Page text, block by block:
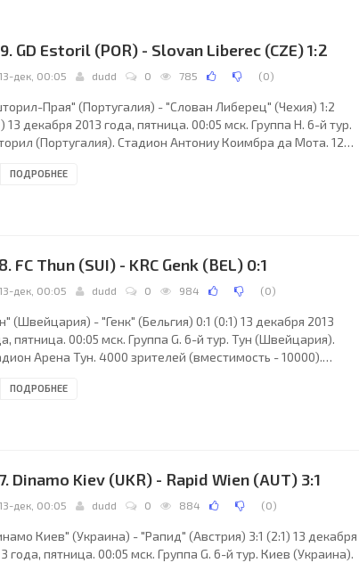
GD Estoril (POR) - Slovan Liberec (CZE) 1:2
13-дек, 00:05 dudd 0 785 (0)
Прая" (Португалия) - "Слован Либерец" (Чехия) 1:2
13 декабря 2013 года, пятница. 00:05 мск. Группа H. 6-й тур.
(Португалия). Стадион Антониу Коимбра да Мота. 1247
Чем Сатман (Турция), Кемал Йылмаз (Турция).
ПОДРОБНЕЕ
FC Thun (SUI) - KRC Genk (BEL) 0:1
13-дек, 00:05 dudd 0 984 (0)
(Швейцария) - "Генк" (Бельгия) 0:1 (0:1) 13 декабря 2013
пятница. 00:05 мск. Группа G. 6-й тур. Тун (Швейцария).
Арена Тун. 4000 зрителей (вместимость - 10000).
Аурел Оницэ (Румыния). Резервный: Октавиан Шовре
ПОДРОБНЕЕ
Dinamo Kiev (UKR) - Rapid Wien (AUT) 3:1
13-дек, 00:05 dudd 0 884 (0)
Киев" (Украина) - "Рапид" (Австрия) 3:1 (2:1) 13 декабря
года, пятница. 00:05 мск. Группа G. 6-й тур. Киев (Украина).